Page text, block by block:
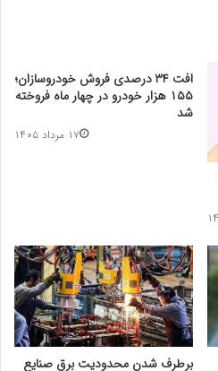
افت ۳۴ درصدی فروش خودروسازان؛
۱۵۵ هزار خودرو در چهار ماه فروخته
شد
۱۷ مرداد ۱۴۰۵
برطرف شدن محدودیت‌ برق صنایع